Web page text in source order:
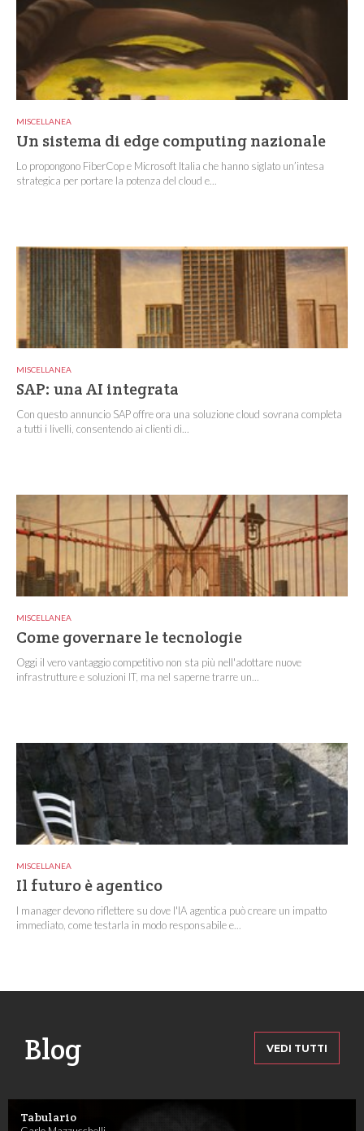
MISCELLANEA
Un sistema di edge computing nazionale
Lo propongono FiberCop e Microsoft Italia che hanno siglato un’intesa
strategica per portare la potenza del cloud e...
MISCELLANEA
SAP: una AI integrata
Con questo annuncio SAP offre ora una soluzione cloud sovrana completa
a tutti i livelli, consentendo ai clienti di...
MISCELLANEA
Come governare le tecnologie
Oggi il vero vantaggio competitivo non sta più nell'adottare nuove
infrastrutture e soluzioni IT, ma nel saperne trarre un...
MISCELLANEA
Il futuro è agentico
I manager devono riflettere su dove l'IA agentica può creare un impatto
immediato, come testarla in modo responsabile e...
Blog VEDI TUTTI
Tabulario